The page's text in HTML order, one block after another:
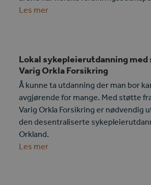
Les mer
Lokal sykepleierutdanning
Varig Orkla Forsikring
Å kunne ta utdanning der man bor
avgjørende for mange. Med støtte
Varig Orkla Forsikring er nødvendig
den desentraliserte
Orkland.
Les mer